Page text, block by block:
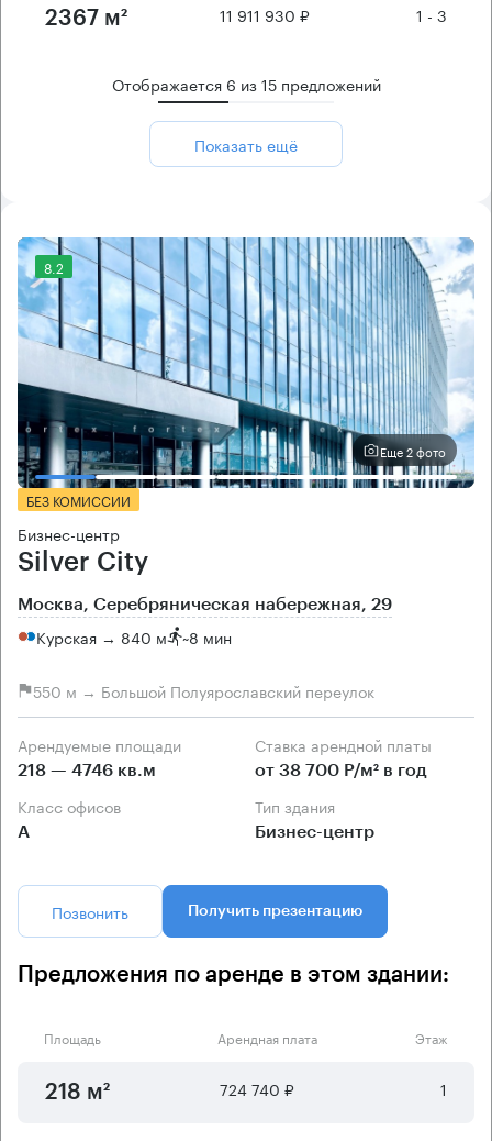
2367 м² 11 911 930 ₽ 1 - 3
Отображается 6 из15предложений
Показать ещё
8.2
Еще 2 фото
БЕЗ КОМИССИИ
Бизнес-центр
Silver City
Москва, Серебряническая набережная, 29
Курская → 840 м ~8 мин
550 м → Большой Полуярославский переулок
Арендуемые площади
218 — 4746 кв.м
Ставка арендной платы
от 38 700 Р/м² в год
Класс офисов
А
Тип здания
Бизнес-центр
Позвонить Получить презентацию
Предложения по аренде в этом здании:
Площадь Арендная плата Этаж
218 м² 724 740 ₽ 1